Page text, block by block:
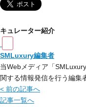
キュレーター紹介
SMLuxury編集者
当Webメディア「
関する情報発信を行う編集
< 前の記事へ
記事一覧へ